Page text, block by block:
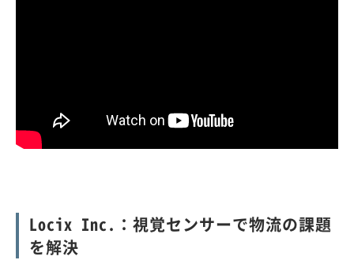
Locix Inc.：視覚センサーで物流の課題
を解決